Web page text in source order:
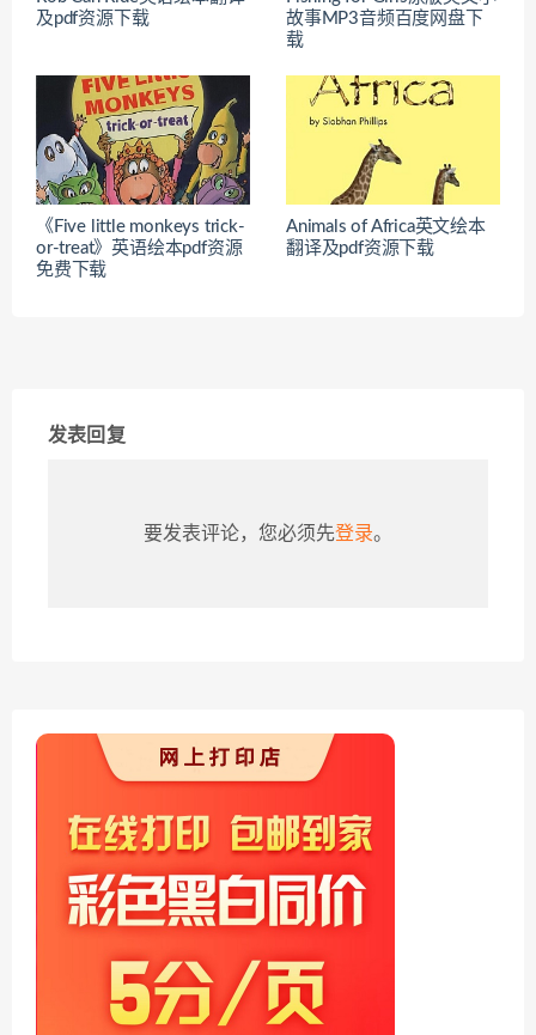
及pdf资源下载
故事MP3音频百度网盘下
载
《Five little monkeys trick-
or-treat》英语绘本pdf资源
免费下载
Animals of Africa英文绘本
翻译及pdf资源下载
发表回复
要发表评论，您必须先登录。